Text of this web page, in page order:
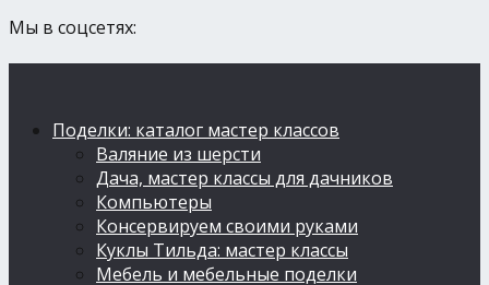
Мы в соцсетях:
Поделки: каталог мастер классов
Валяние из шерсти
Дача, мастер классы для дачников
Компьютеры
Консервируем своими руками
Куклы Тильда: мастер классы
Мебель и мебельные поделки